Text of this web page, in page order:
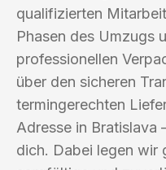
qualifizierten
Phasen des Umzugs
professionellen
über den sicheren
termingerechten
Adresse in Bratislava
dich. Dabei legen wir